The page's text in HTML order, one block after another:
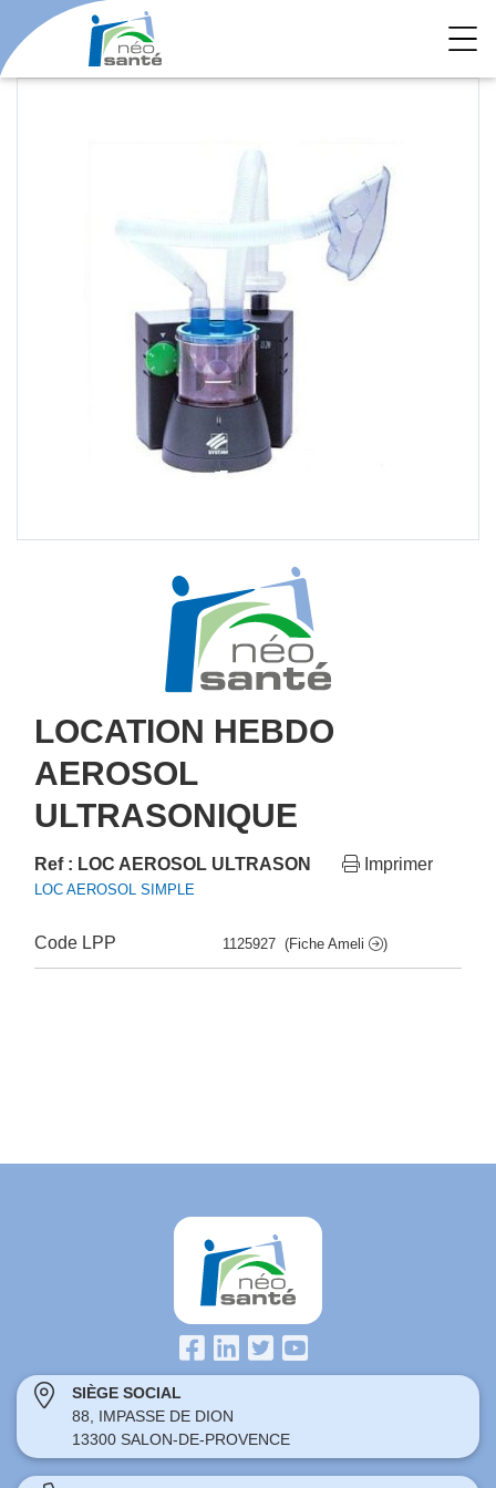
LOCATION HEBDO
AEROSOL
ULTRASONIQUE
Ref : LOC AEROSOL ULTRASON Imprimer
LOC AEROSOL SIMPLE
Code LPP 1125927 (Fiche Ameli )
SIÈGE SOCIAL
88, IMPASSE DE DION
13300 SALON-DE-PROVENCE